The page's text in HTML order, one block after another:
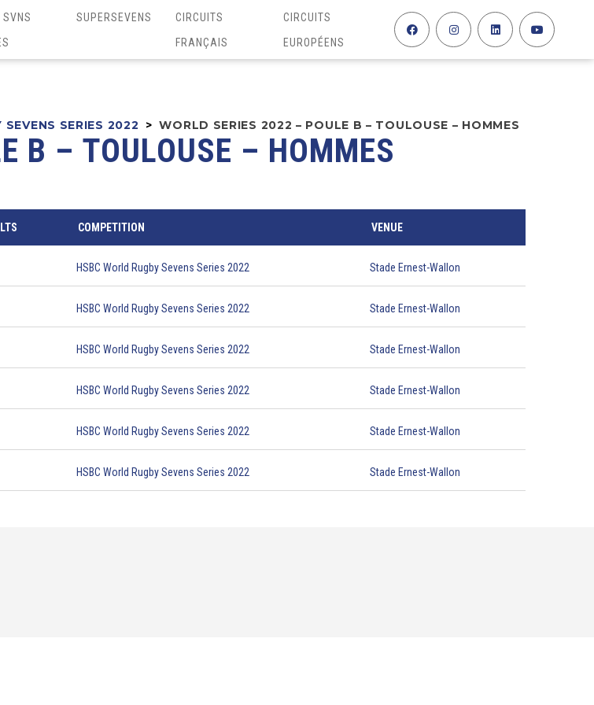
SVNS
SUPERSEVENS
CIRCUITS
FRANÇAIS
CIRCUITS
EUROPÉENS
SERIES 2022 > WORLD SERIES 2022 – POULE B – TOULOUSE – HOMMES
B – TOULOUSE – HOMMES
COMPETITION VENUE
HSBC World Rugby Sevens Series 2022 Stade Ernest-Wallon
HSBC World Rugby Sevens Series 2022 Stade Ernest-Wallon
HSBC World Rugby Sevens Series 2022 Stade Ernest-Wallon
HSBC World Rugby Sevens Series 2022 Stade Ernest-Wallon
HSBC World Rugby Sevens Series 2022 Stade Ernest-Wallon
HSBC World Rugby Sevens Series 2022 Stade Ernest-Wallon